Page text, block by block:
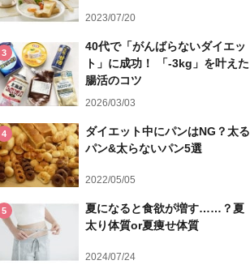
2023/07/20
3
40代で「がんばらないダイエッ
ト」に成功！ 「-3kg」を叶えた
腸活のコツ
2026/03/03
4
ダイエット中にパンはNG？太る
パン&太らないパン5選
2022/05/05
5
夏になると食欲が増す……？夏
太り体質or夏痩せ体質
2024/07/24